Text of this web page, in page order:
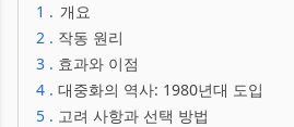
1 . 개요
2 . 작동 원리
3 . 효과와 이점
4 . 대중화의 역사: 1980년대 도입
5 . 고려 사항과 선택 방법